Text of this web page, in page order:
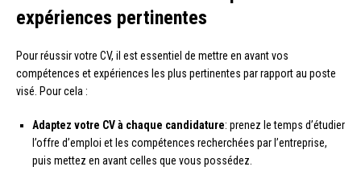
expériences pertinentes
Pour réussir votre CV, il est essentiel de mettre en avant vos
compétences et expériences les plus pertinentes par rapport au poste
visé. Pour cela :
Adaptez votre CV à chaque candidature: prenez le temps d’étudier
l’offre d’emploi et les compétences recherchées par l’entreprise,
puis mettez en avant celles que vous possédez.